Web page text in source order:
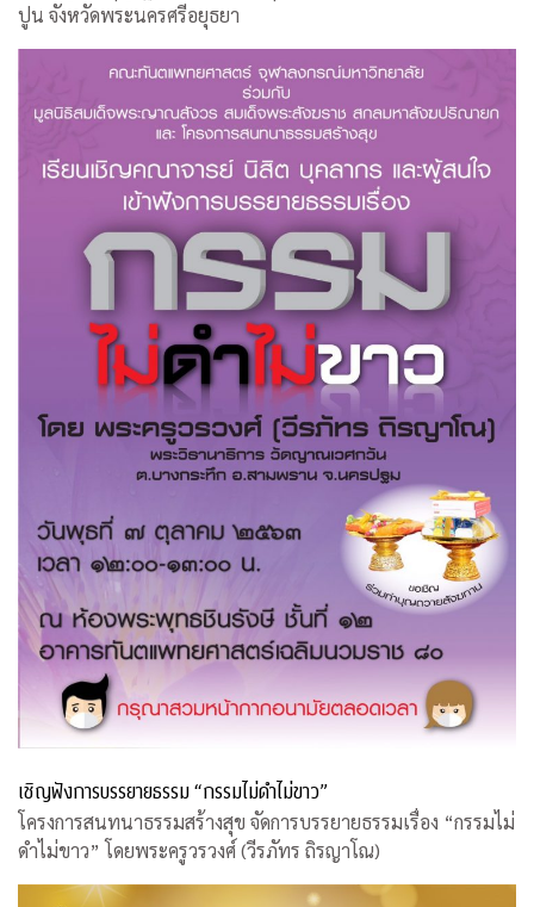
ปูน จังหวัดพระนครศรีอยุธยา
เชิญฟังการบรรยายธรรม “กรรมไม่ดำไม่ขาว”
โครงการสนทนาธรรมสร้างสุข จัดการบรรยายธรรมเรื่อง “กรรมไม่
ดำไม่ขาว” โดยพระครูวรวงศ์ (วีรภัทร ถิรญาโณ)